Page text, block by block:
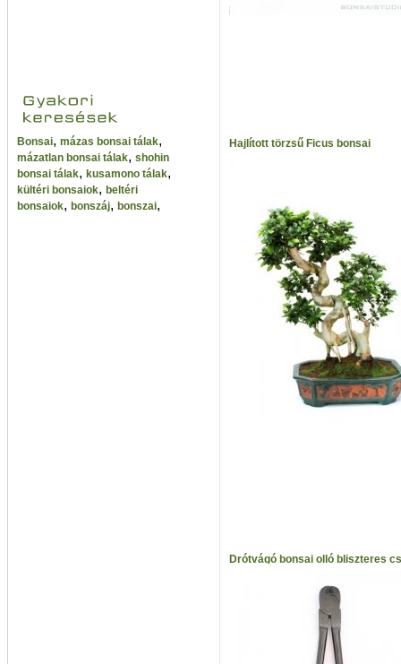
Bonsai, mázas bonsai tálak,
mázatlan bonsai tálak, shohin
bonsai tálak, kusamono tálak,
kültéri bonsaiok, beltéri
bonsaiok, bonszáj, bonszai,
Hajlított törzsű Ficus bonsai
Drótvágó bonsai olló bliszteres